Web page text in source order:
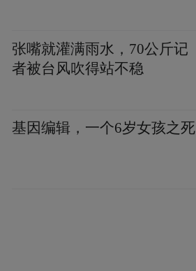
张嘴就灌满雨水，70公斤记
者被台风吹得站不稳
基因编辑，一个6岁女孩之死